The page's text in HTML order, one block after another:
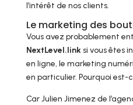
l’intérêt de nos clients.
Le marketing des
Vous avez probablement
NextLevel.link si vous êtes
en ligne, le marketing
en particulier. Pourquoi est-
Car Julien Jimenez de